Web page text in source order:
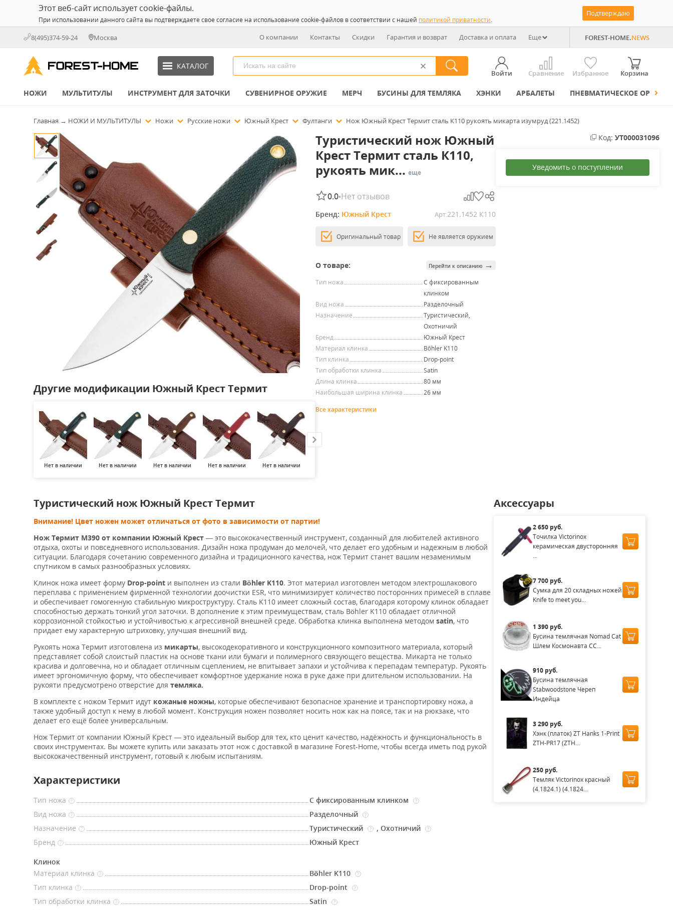
Этот веб-сайт использует cookie-файлы.
При использовании данного сайта вы подтверждаете свое согласие на использование cookie-файлов в соответствии с нашей политикой приватности.
Подтверждаю
8(495)374-59-24 Москва О компании Контакты Скидки Гарантия и возврат Доставка и оплата Еще FOREST-HOME.NEWS
КАТАЛОГ
Войти Сравнение Избранное Корзина
НОЖИ МУЛЬТИТУЛЫ ИНСТРУМЕНТ ДЛЯ ЗАТОЧКИ СУВЕНИРНОЕ ОРУЖИЕ МЕРЧ БУСИНЫ ДЛЯ ТЕМЛЯКА ХЭНКИ АРБАЛЕТЫ ПНЕВМАТИЧЕСКОЕ ОРУЖИЕ
Главная → НОЖИ И МУЛЬТИТУЛЫ Ножи Русские ножи Южный Крест Фултанги Нож Южный Крест Термит сталь К110 рукоять микарта изумруд (221.1452)
Другие модификации Южный Крест Термит
Нет в наличии Нет в наличии Нет в наличии Нет в наличии Нет в наличии
Туристический нож Южный
Крест Термит сталь К110,
рукоять мик... еще
0.0•Нет отзывов
Бренд: Южный Крест Арт.221.1452 К110
Оригинальный товар Не является оружием
О товаре: Перейти к описанию →
Тип ножа
С фиксированным
клинком
Вид ножа
Разделочный
Назначение
Туристический,
Охотничий
Бренд
Южный Крест
Материал клинка
Böhler K110
Тип клинка
Drop-point
Тип обработки клинка
Satin
Длина клинка
80 мм
Наибольшая ширина клинка
26 мм
Все характеристики
Код: УТ000031096
Уведомить о поступлении
Туристический нож Южный Крест Термит
Внимание! Цвет ножен может отличаться от фото в зависимости от партии!
Нож Термит M390 от компании Южный Крест — это высококачественный инструмент, созданный для любителей активного
отдыха, охоты и повседневного использования. Дизайн ножа продуман до мелочей, что делает его удобным и надежным в любой
ситуации. Благодаря сочетанию современного дизайна и традиционного качества, нож Термит станет вашим незаменимым
спутником в самых разнообразных условиях.
Клинок ножа имеет форму Drop-point и выполнен из стали Böhler K110. Этот материал изготовлен методом электрошлакового
переплава с применением фирменной технологии доочистки ESR, что минимизирует количество посторонних примесей в сплаве
и обеспечивает гомогенную стабильную микроструктуру. Сталь K110 имеет сложный состав, благодаря которому клинок обладает
способностью держать тонкий угол заточки. В дополнение к этим преимуществам, сталь Böhler K110 обладает отличной
коррозионной стойкостью и устойчивостью к агрессивной внешней среде. Обработка клинка выполнена методом satin, что
придает ему характерную штриховку, улучшая внешний вид.
Рукоять ножа Термит изготовлена из микарты, высокодекоративного и конструкционного композитного материала, который
представляет собой слоистый пластик на основе ткани или бумаги и полимерного связующего вещества. Микарта не только
красива и долговечна, но и обладает отличным сцеплением, не впитывает запахи и устойчива к перепадам температур. Рукоять
имеет эргономичную форму, что обеспечивает комфортное удержание ножа в руке даже при длительном использовании. На
рукояти предусмотрено отверстие для темляка.
В комплекте с ножом Термит идут кожаные ножны, которые обеспечивают безопасное хранение и транспортировку ножа, а
также удобный доступ к нему в любой момент. Конструкция ножен позволяет носить нож как на поясе, так и на рюкзаке, что
делает его ещё более универсальным.
Нож Термит от компании Южный Крест — это идеальный выбор для тех, кто ценит качество, надёжность и функциональность в
своих инструментах. Вы можете купить или заказать этот нож с доставкой в магазине Forest-Home, чтобы всегда иметь под рукой
высококачественный инструмент, готовый к любым испытаниям.
Характеристики
Тип ножа ? С фиксированным клинком ?
Вид ножа ? Разделочный ?
Назначение ? Туристический ? ,Охотничий ?
Бренд ? Южный Крест
Клинок
Материал клинка
? Böhler K110 ?
Тип клинка ? Drop-point ?
Тип обработки клинка ? Satin ?
Аксессуары
2 650 руб.
Точилка Victorinox
керамическая двусторонняя
...
7 700 руб.
Сумка для 20 складных ножей
Knife to meet you...
1 390 руб.
Бусина темлячная Nomad Cat
Шлем Космонавта СС...
910 руб.
Бусина темлячная
Stabwoodstone Череп
Индейца
3 290 руб.
Хэнк (платок) ZT Hanks 1-Print
ZTH-PR17 (ZTH...
250 руб.
Темляк Victorinox красный
(4.1824.1) (4.1824...